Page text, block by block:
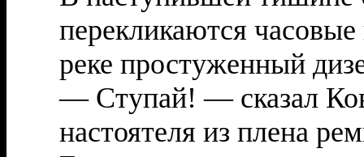
перекликаются
реке простуженный
— Ступай! — сказал
настоятеля из плена